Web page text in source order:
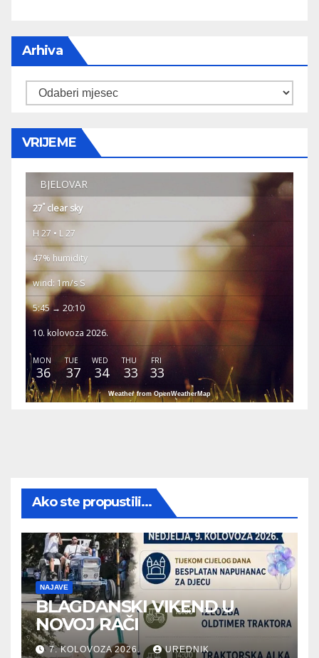
Arhiva
Arhiva
VRIJEME
BJELOVAR
27° clear sky
H 27 • L 27
47% humidity
wind: 1m/s S
5:45 → 20:10
10. kolovoza 2026.
MON
36
TUE
37
WED
34
THU
33
FRI
33
Weather from OpenWeatherMap
Ako ste propustili...
NAJAVE
BLAGDANSKI VIKEND U
NOVOJ RAČI
7. KOLOVOZA 2026. UREDNIK